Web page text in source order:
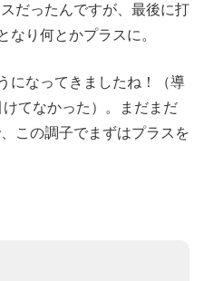
だったんですが、最後に打
り何とかプラスに。
になってきましたね！（導
てなかった）。まだまだ
この調子でまずはプラスを